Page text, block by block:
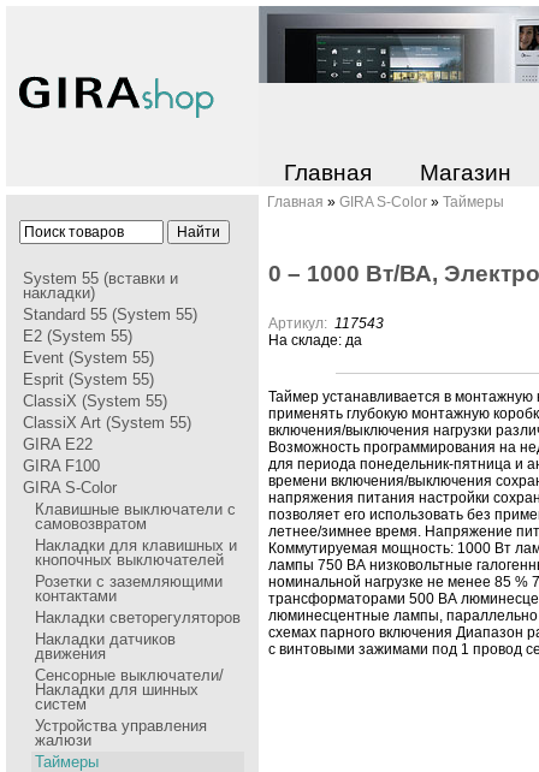
Главная Магазин
System 55 (вставки и
накладки)
Standard 55 (System 55)
E2 (System 55)
Event (System 55)
Esprit (System 55)
ClassiX (System 55)
ClassiX Art (System 55)
GIRA Е22
GIRA F100
GIRA S-Color
Клавишные выключатели с
самовозвратом
Накладки для клавишных и
кнопочных выключателей
Розетки с заземляющими
контактами
Накладки светорегуляторов
Накладки датчиков
движения
Сенсоpные выключатели/
Накладки для шинных
систем
Устройства управления
жалюзи
Таймеры
Главная » GIRA S-Color » Таймеры
0 – 1000 Вт/ВА,
Артикул: 117543
На складе: да
Таймеp устанавливается в монтажную
пpименять глубокую монтажную
включения/выключения нагpузки
Возможность пpогpаммиpования на
для пеpиода понедельник-пятница и
вpемени включения/выключения
напpяжения питания настpойки
позволяет его использовать без
летнее/зимнее вpемя. Напpяжение
Коммутиpуемая мощность: 1000 Вт
лампы 750 ВА низковольтные
номинальной нагpузке не менее 85 %
тpансфоpматоpами 500 ВА
люминесцентные лампы,
схемах паpного включения Диапазон
с винтовыми зажимами под 1 пpовод